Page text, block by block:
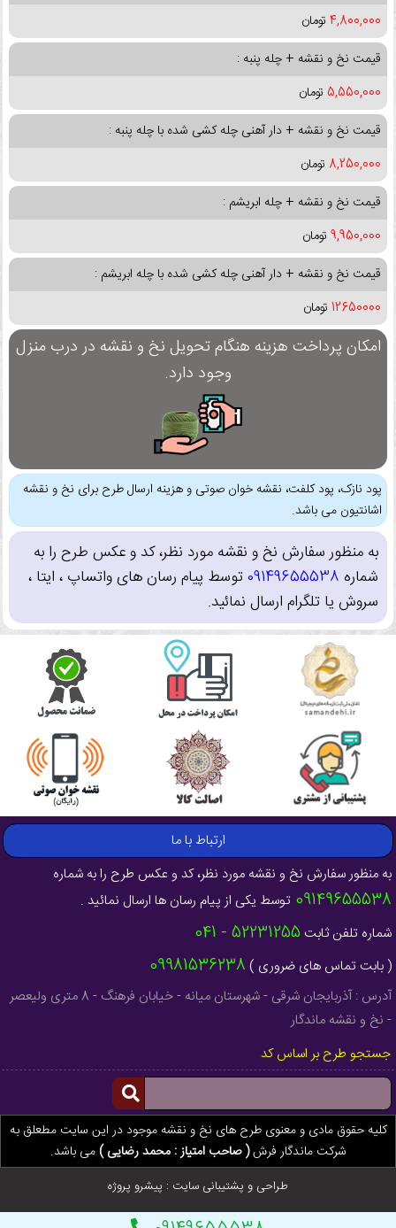
4,800,000 تومان
قیمت نخ و نقشه + چله پنبه :
5,550,000 تومان
قیمت نخ و نقشه + دار آهنی چله کشی شده با چله پنبه :
8,250,000 تومان
قیمت نخ و نقشه + چله ابریشم :
9,950,000 تومان
قیمت نخ و نقشه + دار آهنی چله کشی شده با چله ابریشم :
12650000 تومان
امکان پرداخت هزینه هنگام تحویل نخ و نقشه در درب منزل
وجود دارد.
پود نازک، پود کلفت، نقشه خوان صوتی و هزینه ارسال طرح برای نخ و نقشه
اشانتیون می باشد.
به منظور سفارش نخ و نقشه مورد نظر، کد و عکس طرح را به
شماره 09149655538توسط پیام رسان های واتساپ ، ایتا ،
سروش یا تلگرام ارسال نمائید.
ارتباط با ما
به منظور سفارش نخ و نقشه مورد نظر، کد و عکس طرح را به شماره
09149655538 توسط یکی از پیام رسان ها ارسال نمائید .
شماره تلفن ثابت 52231255 - 041
( بابت تماس های ضروری ) 09981536238
آدرس : آذربایجان شرقی - شهرستان میانه - خیابان فرهنگ - 8 متری ولیعصر
- نخ و نقشه ماندگار
جستجو طرح بر اساس کد
کلیه حقوق مادی و معنوی طرح های نخ و نقشه موجود در این سایت مطعلق به
شرکت ماندگار فرش( صاحب امتیاز : محمد رضایی )می باشد.
طراحی و پشتیبانی سایت : پیشرو پروژه